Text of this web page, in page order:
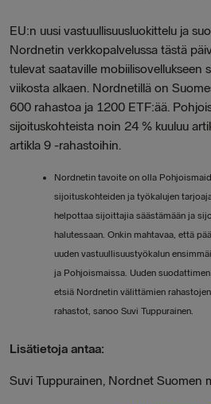
EU:n uusi vastuullisuusluokittelu ja
Nordnetin verkkopalvelussa tästä
tulevat saataville mobiilisovellukseen
viikosta alkaen. Nordnetillä on
600 rahastoa ja 1200 ETF:ää.
sijoituskohteista noin 24 % kuuluu
artikla 9 -rahastoihin.
Nordnetin tavoite on olla
sijoituskohteiden ja työkalujen
helpottaa sijoittajia säästämään ja
halutessaan. Onkin mahtavaa, että
uuden vastuullisuustyökalun
ja Pohjoismaissa. Uuden
etsiä Nordnetin välittämien
rahastot, sanoo Suvi Tuppurainen.
Lisätietoja antaa:
Suvi Tuppurainen, Nordnet Suomen